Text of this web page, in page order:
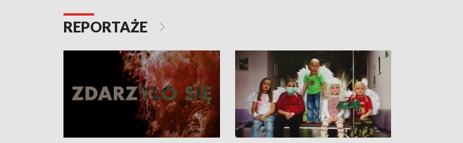
REPORTAŻE